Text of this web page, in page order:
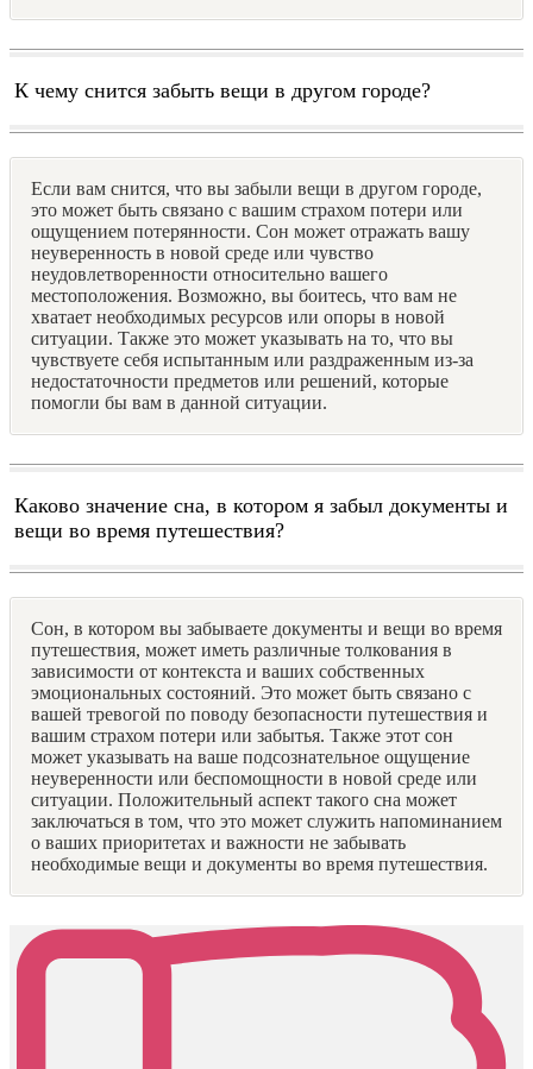
К чему снится забыть вещи в другом городе?
Если вам снится, что вы забыли вещи в другом городе,
это может быть связано с вашим страхом потери или
ощущением потерянности. Сон может отражать вашу
неуверенность в новой среде или чувство
неудовлетворенности относительно вашего
местоположения. Возможно, вы боитесь, что вам не
хватает необходимых ресурсов или опоры в новой
ситуации. Также это может указывать на то, что вы
чувствуете себя испытанным или раздраженным из-за
недостаточности предметов или решений, которые
помогли бы вам в данной ситуации.
Каково значение сна, в котором я забыл документы и
вещи во время путешествия?
Сон, в котором вы забываете документы и вещи во время
путешествия, может иметь различные толкования в
зависимости от контекста и ваших собственных
эмоциональных состояний. Это может быть связано с
вашей тревогой по поводу безопасности путешествия и
вашим страхом потери или забытья. Также этот сон
может указывать на ваше подсознательное ощущение
неуверенности или беспомощности в новой среде или
ситуации. Положительный аспект такого сна может
заключаться в том, что это может служить напоминанием
о ваших приоритетах и важности не забывать
необходимые вещи и документы во время путешествия.